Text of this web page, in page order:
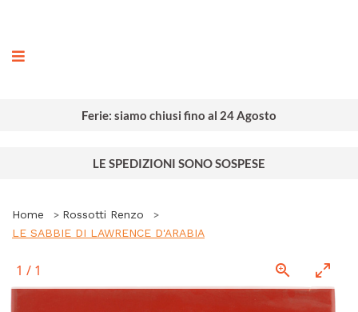
Ferie: siamo chiusi fino al 24 Agosto
LE SPEDIZIONI SONO SOSPESE
Home
Rossotti Renzo
LE SABBIE DI LAWRENCE D'ARABIA
1 / 1